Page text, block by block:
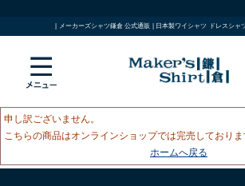
| メーカーズシャツ鎌倉 公式通販 | 日本製ワイシャツ ドレスシャ
申し訳ございません。
こちらの商品はオンラインショップでは完売しておりま
ホームへ戻る